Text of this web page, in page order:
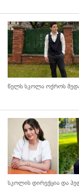
წელს სკოლა ოქროს
სკოლის დირექცია და